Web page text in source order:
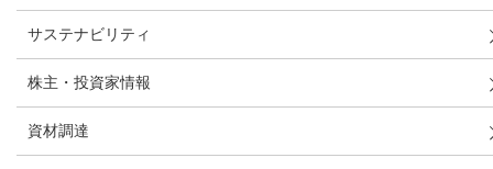
サステナビリティ
株主・投資家情報
資材調達